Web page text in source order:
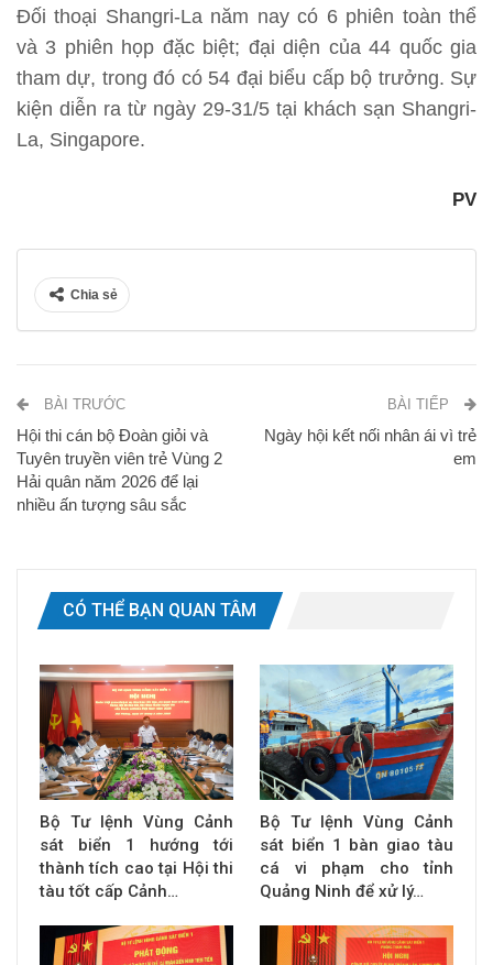
Đối thoại Shangri-La năm nay có 6 phiên toàn thể
và 3 phiên họp đặc biệt; đại diện của 44 quốc gia
tham dự, trong đó có 54 đại biểu cấp bộ trưởng. Sự
kiện diễn ra từ ngày 29-31/5 tại khách sạn Shangri-
La, Singapore.​
PV
Chia sẻ
BÀI TRƯỚC
Hội thi cán bộ Đoàn giỏi và
Tuyên truyền viên trẻ Vùng 2
Hải quân năm 2026 để lại
nhiều ấn tượng sâu sắc
BÀI TIẾP
Ngày hội kết nối nhân ái vì trẻ
em
CÓ THỂ BẠN QUAN TÂM
Bộ Tư lệnh Vùng Cảnh
sát biển 1 hướng tới
thành tích cao tại Hội thi
tàu tốt cấp Cảnh…
Bộ Tư lệnh Vùng Cảnh
sát biển 1 bàn giao tàu
cá vi phạm cho tỉnh
Quảng Ninh để xử lý…